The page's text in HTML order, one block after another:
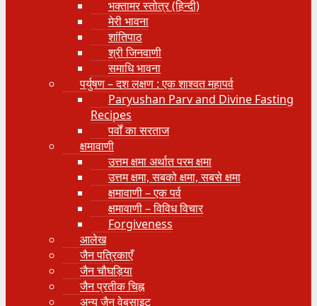
भक्तामर स्तोत्र (हिन्दी)
मेरी भावना
शांतिपाठ
श्री जिनवाणी
समाधि भावना
पर्युषण – दश लक्षण : एक शाश्वत महापर्व
Paryushan Parv and Divine Fasting
Recipes
पर्वों का सरताज
क्षमावाणी
उत्तम क्षमा अर्थात परम क्षमा
उत्तम क्षमा, सबको क्षमा, सबसे क्षमा
क्षमावाणी – एक पर्व
क्षमावाणी – विविध विचार
Forgiveness
आलेख
जैन पत्रिकाएँ
जैन चौघड़िया
जैन प्रतीक चिह्न
अन्य जैन वेबसाइट